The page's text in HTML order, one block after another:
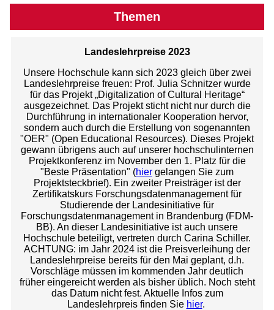
Themen
Landeslehrpreise 2023
Unsere Hochschule kann sich 2023 gleich über zwei
Landeslehrpreise freuen: Prof. Julia Schnitzer wurde
für das Projekt „Digitalization of Cultural Heritage“
ausgezeichnet. Das Projekt sticht nicht nur durch die
Durchführung in internationaler Kooperation hervor,
sondern auch durch die Erstellung von sogenannten
"OER" (Open Educational Resources). Dieses Projekt
gewann übrigens auch auf unserer hochschulinternen
Projektkonferenz im November den 1. Platz für die
"Beste Präsentation" (hier gelangen Sie zum
Projektsteckbrief). Ein zweiter Preisträger ist der
Zertifikatskurs Forschungsdatenmanagement für
Studierende der Landesinitiative für
Forschungsdatenmanagement in Brandenburg (FDM-
BB). An dieser Landesinitiative ist auch unsere
Hochschule beteiligt, vertreten durch Carina Schiller.
ACHTUNG: im Jahr 2024 ist die Preisverleihung der
Landeslehrpreise bereits für den Mai geplant, d.h.
Vorschläge müssen im kommenden Jahr deutlich
früher eingereicht werden als bisher üblich. Noch steht
das Datum nicht fest. Aktuelle Infos zum
Landeslehrpreis finden Sie hier.